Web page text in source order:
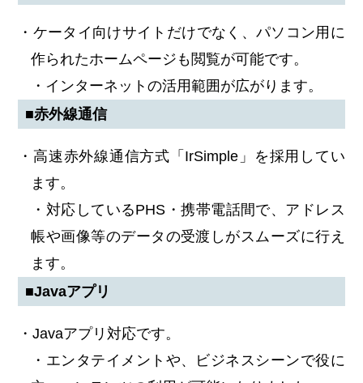
・ケータイ向けサイトだけでなく、パソコン用に
作られたホームページも閲覧が可能です。
・インターネットの活用範囲が広がります。
■赤外線通信
・高速赤外線通信方式「IrSimple」を採用してい
ます。
・対応しているPHS・携帯電話間で、アドレス
帳や画像等のデータの受渡しがスムーズに行え
ます。
■Javaアプリ
・Javaアプリ対応です。
・エンタテイメントや、ビジネスシーンで役に